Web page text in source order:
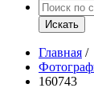
Главная /
160743